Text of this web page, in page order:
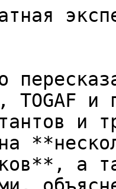
TOGAF
и
а